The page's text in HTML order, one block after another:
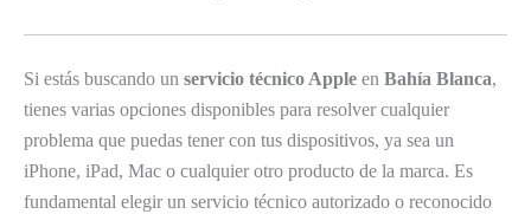
Si estás buscando un servicio técnico Apple en Bahía Blanca,
tienes varias opciones disponibles para resolver cualquier
problema que puedas tener con tus dispositivos, ya sea un
iPhone, iPad, Mac o cualquier otro producto de la marca. Es
fundamental elegir un servicio técnico autorizado o reconocido